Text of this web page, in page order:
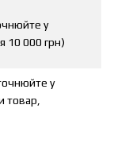
у
10 000 грн)
у
товар,